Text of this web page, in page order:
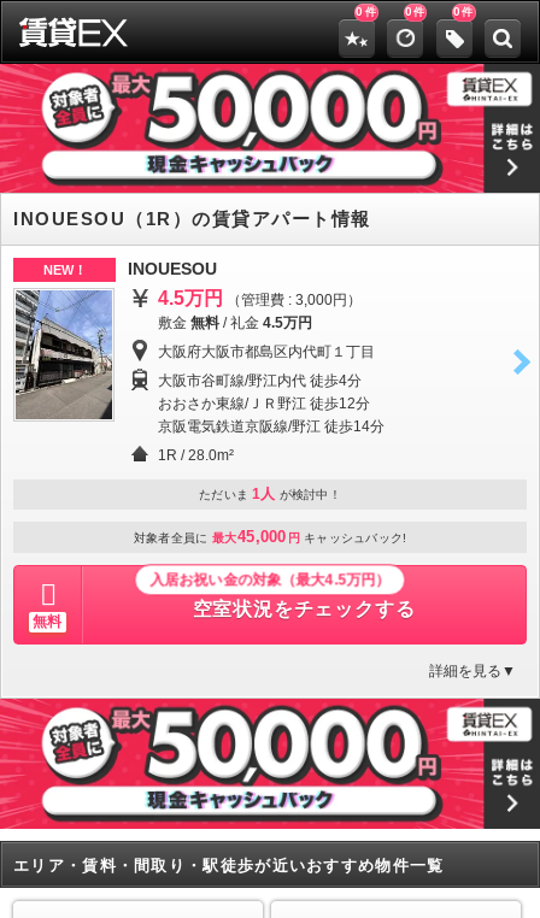
0 件 0件 0件
INOUESOU（1R）の賃貸アパート情報
NEW！ INOUESOU
4.5万円
（管理費 : 3,000円）
敷金 無料 /礼金 4.5万円
大阪府大阪市都島区内代町１丁目
大阪市谷町線/野江内代 徒歩4分
おおさか東線/ＪＲ野江 徒歩12分
京阪電気鉄道京阪線/野江 徒歩14分
1R / 28.0m²
ただいま 1人 が検討中！
対象者全員に 最大45,000 円 キャッシュバック!
無料
入居お祝い金の対象（最大4.5万円）
空室状況をチェックする
詳細を見る▼
エリア・賃料・間取り・駅徒歩が近いおすすめ物件一覧